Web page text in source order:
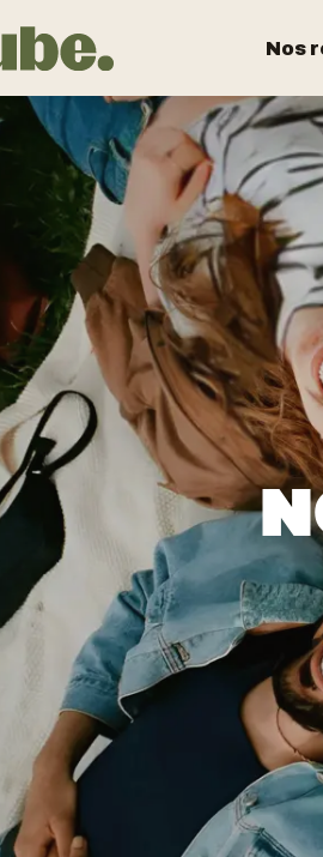
Nos